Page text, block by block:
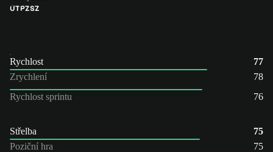
ÚTPZSZ
Rychlost
77
Zrychlení
78
Rychlost sprintu
76
Střelba
75
Poziční hra
75